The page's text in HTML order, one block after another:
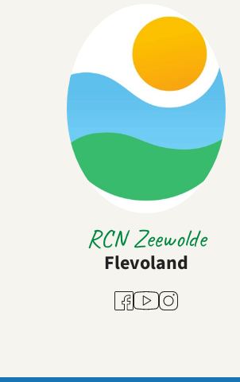
RCN Zeewolde
Flevoland
Facebook
YoutubeInstagram